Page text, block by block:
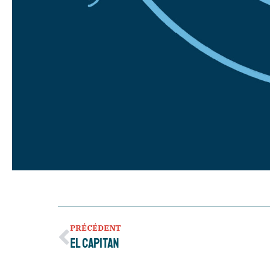
PRÉCÉDENT
El Capitan